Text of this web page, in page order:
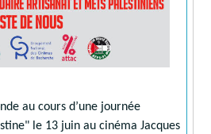
au cours d’une journée
le 13 juin au cinéma Jacques